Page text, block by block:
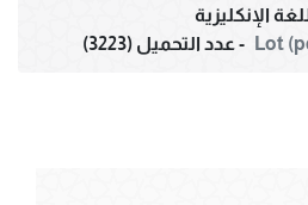
الإنكليزية
Lot
- عدد التحميل (3223)